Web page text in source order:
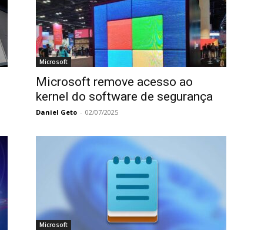
Microsoft
Microsoft remove acesso ao
kernel do software de segurança
Daniel Geto - 02/07/2025
Microsoft